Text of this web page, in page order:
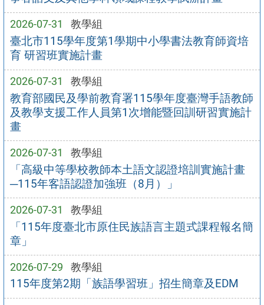
2026-07-31 教學組
臺北市115學年度第1學期中小學書法教育師資培
育 研習班實施計畫
2026-07-31 教學組
教育部國民及學前教育署115學年度臺灣手語教師
及教學支援工作人員第1次增能暨回訓研習實施計
畫
2026-07-31 教學組
「高級中等學校教師本土語文認證培訓實施計畫
─115年客語認證加強班（8月）」
2026-07-31 教學組
「115年度臺北市原住民族語言主題式課程報名簡
章」
2026-07-29 教學組
115年度第2期「族語學習班」招生簡章及EDM